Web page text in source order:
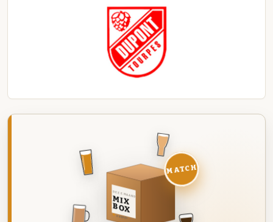
DEZE MAAND
MIX
BOX
8 BIEREN
MATCH